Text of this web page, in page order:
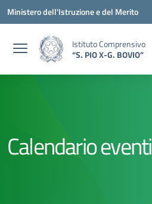
Vai ai contenuti
Vai al menu di navigazione
Vai al footer
Ministero dell'Istruzione e del Merito
Istituto Comprensivo
“S. PIO X-G. BOVIO”
Calendario eventi